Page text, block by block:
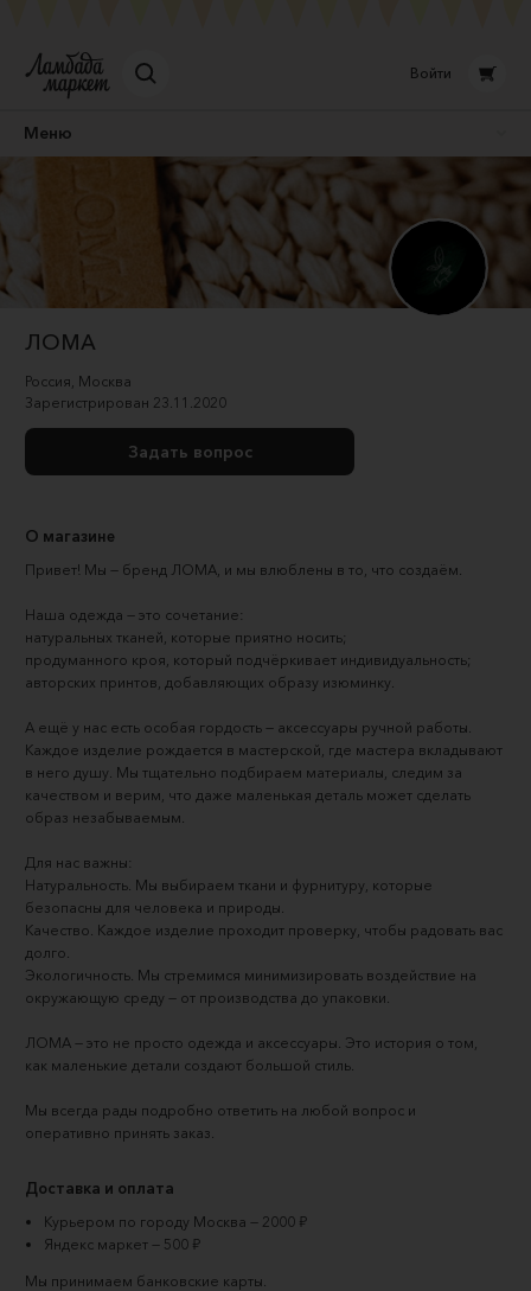
Войти
Меню
ЛОМА
Россия, Москва
Зарегистрирован 23.11.2020
Задать вопрос
О магазине
Привет! Мы — бренд ЛOMA, и мы влюблены в то, что создаём.
Наша одежда — это сочетание:
натуральных тканей, которые приятно носить;
продуманного кроя, который подчёркивает индивидуальность;
авторских принтов, добавляющих образу изюминку.
А ещё у нас есть особая гордость — аксессуары ручной работы.
Каждое изделие рождается в мастерской, где мастера вкладывают
в него душу. Мы тщательно подбираем материалы, следим за
качеством и верим, что даже маленькая деталь может сделать
образ незабываемым.
Для нас важны:
Натуральность. Мы выбираем ткани и фурнитуру, которые
безопасны для человека и природы.
Качество. Каждое изделие проходит проверку, чтобы радовать вас
долго.
Экологичность. Мы стремимся минимизировать воздействие на
окружающую среду — от производства до упаковки.
ЛOMA — это не просто одежда и аксессуары. Это история о том,
как маленькие детали создают большой стиль.
Мы всегда рады подробно ответить на любой вопрос и
оперативно принять заказ.
Доставка и оплата
Курьером по городу Москва — 2000 ₽
Яндекс маркет — 500 ₽
Мы принимаем банковские карты.